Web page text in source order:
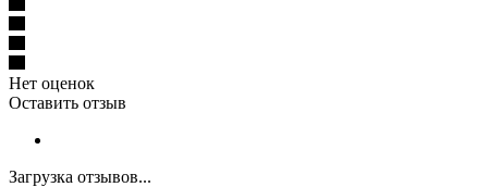
Нет оценок
Оставить отзыв
Загрузка отзывов...